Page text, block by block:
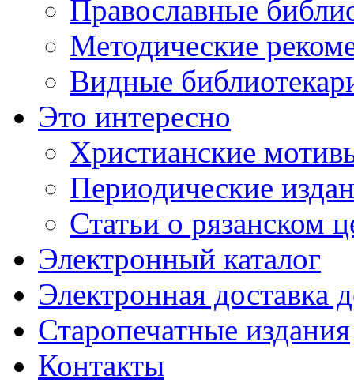
Православные
Методические
Видные
Это интересно
Христианские
Периодические
Статьи о рязанском
Электронный каталог
Электронная доставка
Старопечатные издания
Контакты